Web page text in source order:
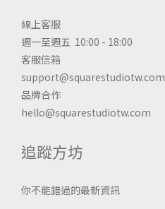
線上客服
週一至週五 10:00 - 18:00
客服信箱
support@squarestudiotw.com
品牌合作
hello@squarestudiotw.com
追蹤方坊
你不能錯過的最新資訊